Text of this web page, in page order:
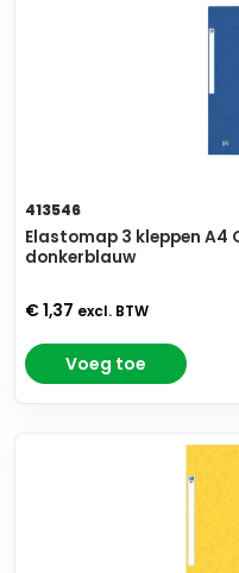
413546
Elastomap 3 kleppen A4
donkerblauw
€ 1,37 excl. BTW
Voeg toe